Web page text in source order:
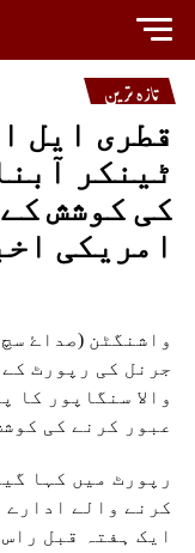
تازہ ترین
قطری ایل
ٹینکر
کی کوشش
امریکی
واشنگٹن (صداۓ
جرنل کی رپورٹ
والا سنگاپور کا
عبور کرنے کی
رپورٹ میں کہا
ایک ہفتہ قبل